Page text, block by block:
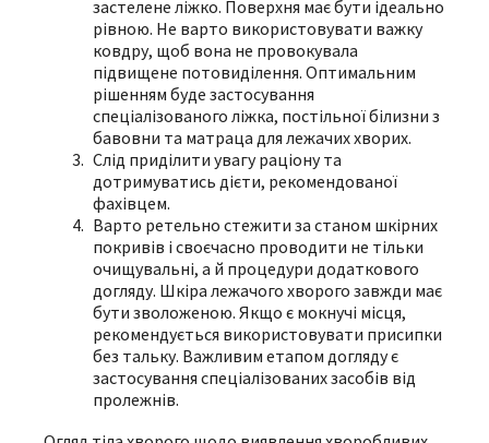
застелене ліжко. Поверхня має бути ідеально
рівною. Не варто використовувати важку
ковдру, щоб вона не провокувала
підвищене потовиділення. Оптимальним
рішенням буде застосування
спеціалізованого ліжка, постільної білизни з
бавовни та матраца для лежачих хворих.
Слід приділити увагу раціону та
дотримуватись дієти, рекомендованої
фахівцем.
Варто ретельно стежити за станом шкірних
покривів і своєчасно проводити не тільки
очищувальні, а й процедури додаткового
догляду. Шкіра лежачого хворого завжди має
бути зволоженою. Якщо є мокнучі місця,
рекомендується використовувати присипки
без тальку. Важливим етапом догляду є
застосування спеціалізованих засобів від
пролежнів.